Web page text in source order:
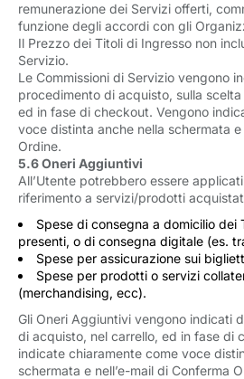
remunerazione dei Servizi offerti,
funzione degli accordi con gli
Il Prezzo dei Titoli di Ingresso non
Servizio.
Le Commissioni di Servizio vengono
procedimento di acquisto, sulla
ed in fase di checkout. Vengono
voce distinta anche nella schermata e
Ordine.
5.6 Oneri Aggiuntivi
All’Utente potrebbero essere
riferimento a servizi/prodotti
Spese di consegna a domicilio dei
presenti, o di consegna digitale (es.
Spese per assicurazione sui
Spese per prodotti o servizi
(merchandising, ecc).
Gli Oneri Aggiuntivi vengono indicati
di acquisto, nel carrello, ed in fase di
indicate chiaramente come voce
schermata e nell’e-mail di Conferma